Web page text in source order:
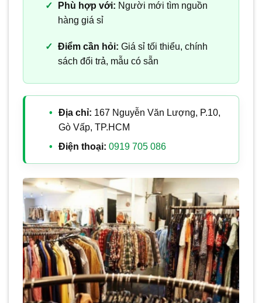
Phù hợp với: Người mới tìm nguồn
hàng giá sỉ
Điểm cần hỏi: Giá sỉ tối thiểu, chính
sách đổi trả, mẫu có sẵn
Địa chỉ: 167 Nguyễn Văn Lượng, P.10,
Gò Vấp, TP.HCM
Điện thoại: 0919 705 086